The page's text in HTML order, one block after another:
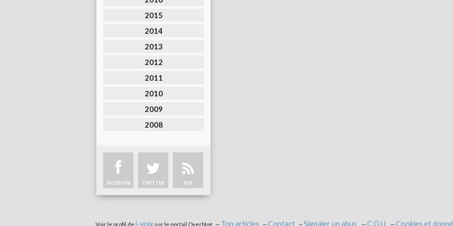
2015
2014
2013
2012
2011
2010
2009
2008
FACEBOOK TWITTER RSS
Voir le profil de i-voixsur le portail Overblog Top articles Contact Signaler un abus C.G.U. Cookies et